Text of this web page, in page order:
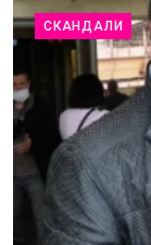
СКАНДАЛИ